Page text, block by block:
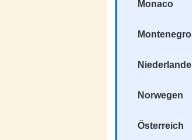
Monaco
Montenegro
Niederlande
Norwegen
Österreich